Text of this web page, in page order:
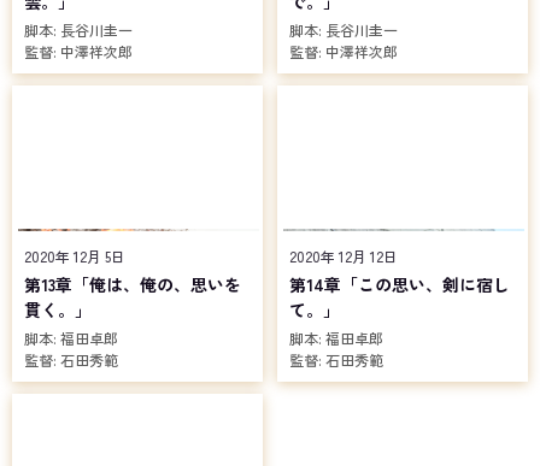
脚本: 長谷川圭一
監督: 中澤祥次郎
脚本: 長谷川圭一
監督: 中澤祥次郎
2020年 12月 5日
第13章「俺は、俺の、思いを
貫く。」
脚本: 福田卓郎
監督: 石田秀範
2020年 12月 12日
第14章「この思い、剣に宿し
て。」
脚本: 福田卓郎
監督: 石田秀範